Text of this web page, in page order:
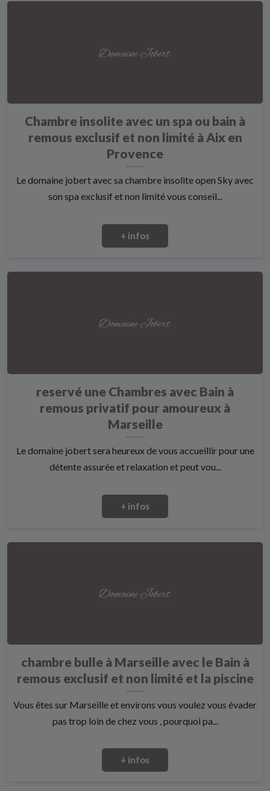
Chambre insolite avec un spa ou bain à
remous exclusif et non limité à Aix en
Provence
Le domaine jobert avec sa chambre insolite open Sky avec
son spa exclusif et non limité vous conseil...
+ infos
reservé une Chambres avec Bain à
remous privatif pour amoureux à
Marseille
Le domaine jobert sera heureux de vous accueillir pour une
détente assurée et relaxation et peut vou...
+ infos
chambre bulle à Marseille avec le Bain à
remous exclusif et non limité et la piscine
Vous êtes sur Marseille et environs vous voulez vous évader
pas trop loin de chez vous , pourquoi pa...
+ infos